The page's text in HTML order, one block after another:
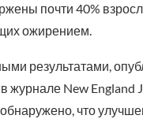
почти 40%
ожирением.
результатами,
журнале New England
что